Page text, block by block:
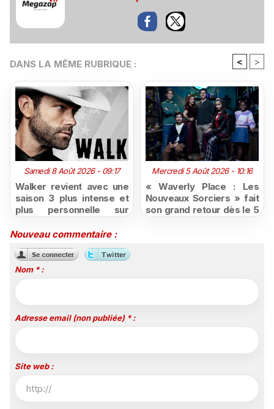
DANS LA MÊME RUBRIQUE : < >
Samedi 8 Août 2026 - 09:17
Walker revient avec une
saison 3 plus intense et
plus personnelle sur
Mercredi 5 Août 2026 - 10:16
« Waverly Place : Les
Nouveaux Sorciers » fait
son grand retour dès le 5
Nouveau commentaire :
Nom * :
Adresse email (non publiée) * :
Site web :